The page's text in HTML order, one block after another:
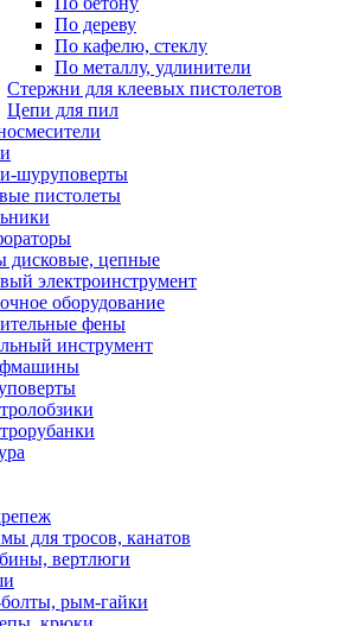
По дереву
По кафелю, стеклу
По металлу, удлинители
Стержни для клеевых пистолетов
Цепи для пил
шуруповерты
пистолеты
дисковые, цепные
электроинструмент
оборудование
фены
инструмент
для тросов, канатов
вертлюги
рым-гайки